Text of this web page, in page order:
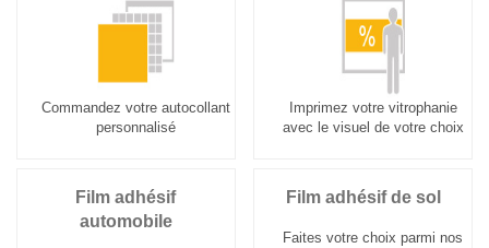
Commandez votre autocollant
personnalisé
Imprimez votre vitrophanie
avec le visuel de votre choix
Film adhésif
automobile
Film adhésif de sol
Faites votre choix parmi nos